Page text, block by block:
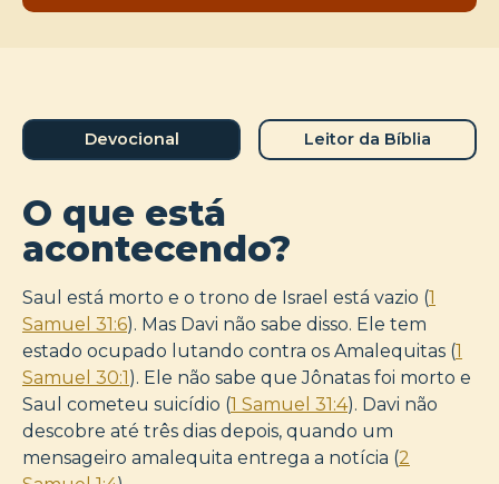
Devocional Leitor da Bíblia
O que está
acontecendo?
Saul está morto e o trono de Israel está vazio (1
Samuel 31:6). Mas Davi não sabe disso. Ele tem
estado ocupado lutando contra os Amalequitas (1
Samuel 30:1). Ele não sabe que Jônatas foi morto e
Saul cometeu suicídio (1 Samuel 31:4). Davi não
descobre até três dias depois, quando um
mensageiro amalequita entrega a notícia (2